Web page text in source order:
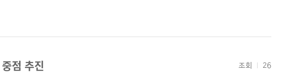
점 추진 조회 26